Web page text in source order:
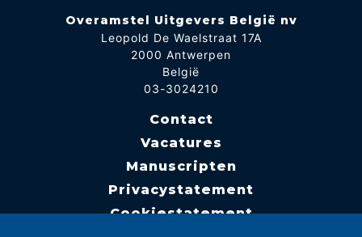
Overamstel Uitgevers België nv
Leopold De Waelstraat 17A
2000 Antwerpen
België
03-3024210
Contact
Vacatures
Manuscripten
Privacystatement
Cookiestatement